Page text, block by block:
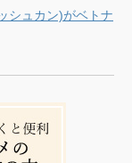
シュカン)がベトナ